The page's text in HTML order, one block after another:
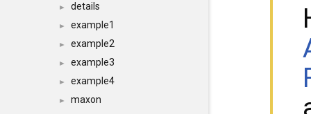
► details
► example1
► example2
► example3
► example4
► maxon